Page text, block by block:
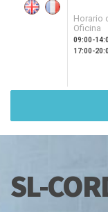
Horario
Oficina
09:00-
17:00-
SL-